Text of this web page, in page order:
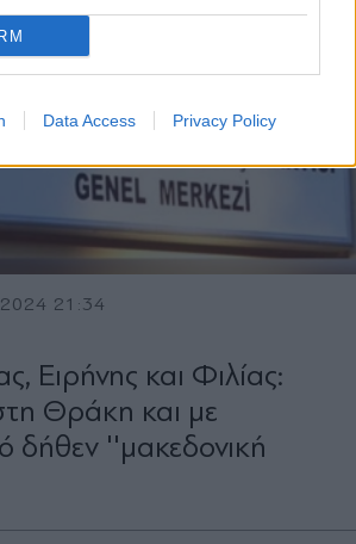
Data Access Privacy Policy
21:34
Ειρήνης και Φιλίας:
Θράκη και με
δήθεν ''μακεδονική